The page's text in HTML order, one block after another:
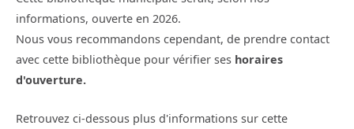
informations, ouverte en 2026.
Nous vous recommandons cependant, de prendre contact
avec cette bibliothèque pour vérifier ses horaires
d'ouverture.
Retrouvez ci-dessous plus d'informations sur cette